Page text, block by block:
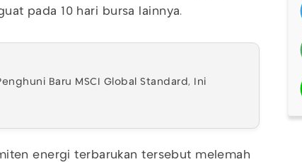
pada 10 hari bursa lainnya.
Baru MSCI Global Standard, Ini
energi terbarukan tersebut melemah